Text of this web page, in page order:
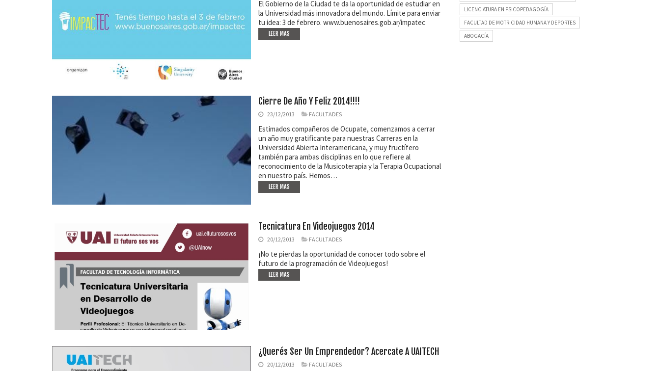
El Gobierno de la Ciudad te da la oportunidad de estudiar en
la Universidad más innovadora del mundo. Límite para enviar
tu idea: 3 de febrero. www.buenosaires.gob.ar/impatec
LEER MAS
Cierre De Año Y Feliz 2014!!!!
23/12/2013 FACULTADES
Estimados compañeros de Ocupate, comenzamos a cerrar
un año muy gratificante para nuestras Carreras en la
Universidad Abierta Interamericana, y muy fructífero
también para ambas disciplinas en lo que refiere al
reconocimiento de la Musicoterapia y la Terapia Ocupacional
en nuestro país. Hemos…
LEER MAS
Tecnicatura En Videojuegos 2014
20/12/2013 FACULTADES
¡No te pierdas la oportunidad de conocer todo sobre el
futuro de la programación de Videojuegos!
LEER MAS
¿Querés Ser Un Emprendedor? Acercate A UAITECH
20/12/2013 FACULTADES
LICENCIATURA EN PSICOPEDAGOGÍA
FACULTAD DE MOTRICIDAD HUMANA Y DEPORTES
ABOGACÍA